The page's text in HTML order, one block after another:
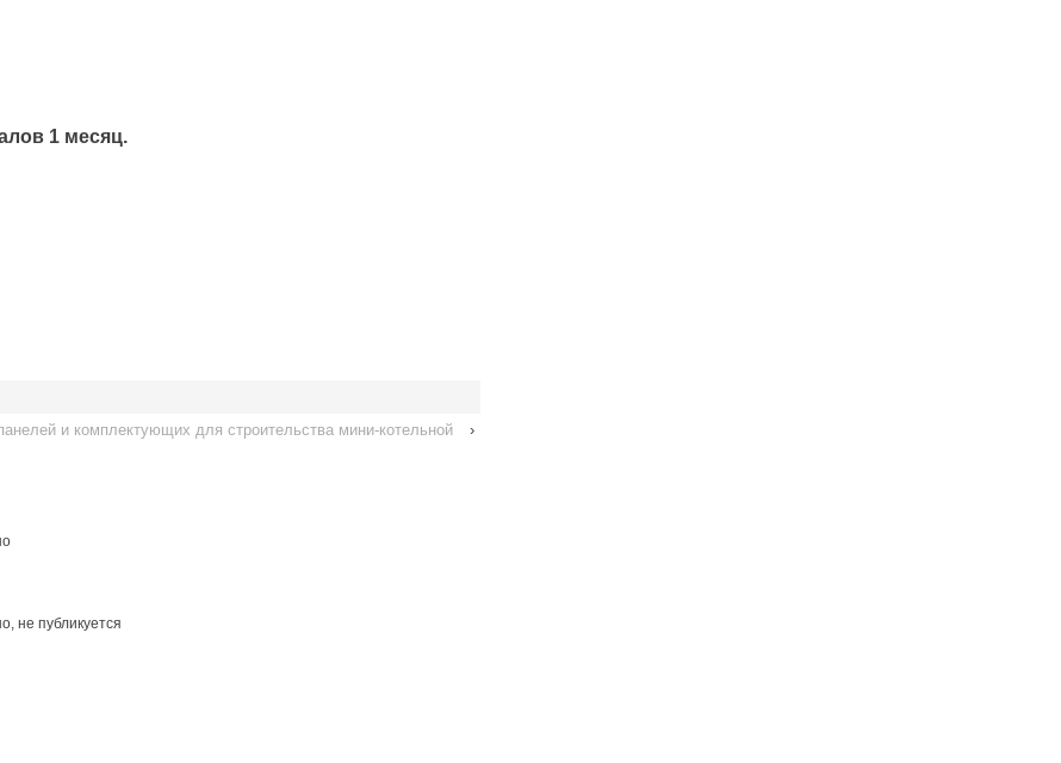
1 месяц.
и комплектующих для строительства мини-котельной
›
, не публикуется